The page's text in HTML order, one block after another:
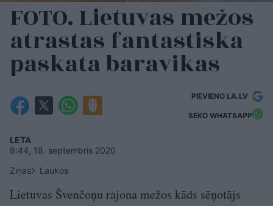
FOTO. Lietuvas mežos
atrastas fantastiska
paskata baravikas
PIEVIENO LA.LV
SEKO WHATSAPP
LETA
8:44, 18. septembris 2020
Ziņas
Laukos
Lietuvas Švenčoņu rajona mežos kāds sēņotājs